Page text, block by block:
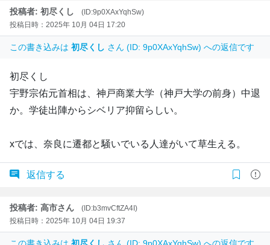
投稿者: 初尽くし
(ID:9p0XAxYqhSw)
投稿日時：2025年 10月 04日 17:20
この書き込みは 初尽くし さん (ID: 9p0XAxYqhSw) への返信です
初尽くし
宇野宗佑元首相は、神戸商業大学（神戸大学の前身）中退
か。学徒出陣からシベリア抑留らしい。
xでは、奈良に遷都と騒いでいる人達がいて草生える。
返信する
投稿者: 高市さん
(ID:b3mvCftZA4I)
投稿日時：2025年 10月 04日 19:37
この書き込みは 初尽くし さん (ID: 9p0XAxYqhSw) への返信です